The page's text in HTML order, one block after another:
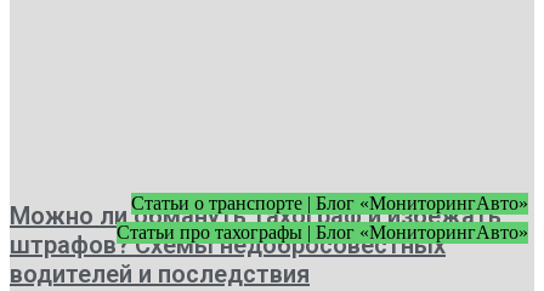
Статьи о транспорте | Блог «МониторингАвто»
Статьи про тахографы | Блог «МониторингАвто»
Можно ли обмануть тахограф и избежать
штрафов? Схемы недобросовестных
водителей и последствия